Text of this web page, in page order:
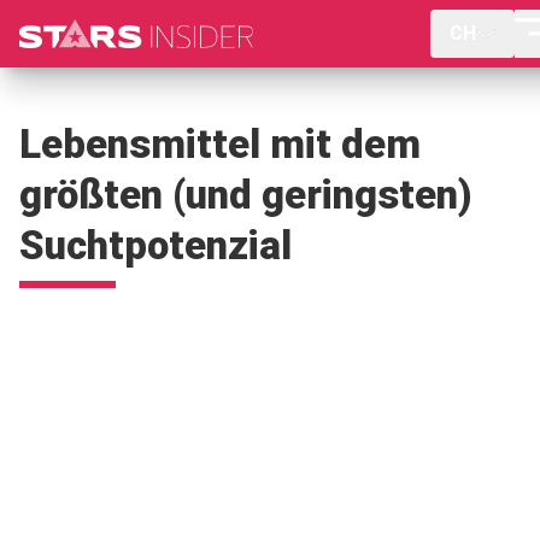
Lebensmittel mit dem
größten (und geringsten)
Suchtpotenzial